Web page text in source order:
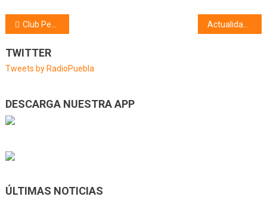
Navegación
de
entradas
Club Peña Ciclista La Puebla (20/02/24)
TWITTER
Tweets by RadioPuebla
DESCARGA NUESTRA APP
ÚLTIMAS NOTICIAS